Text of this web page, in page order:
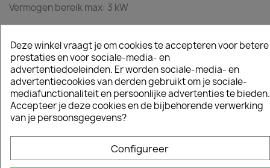
Vermogen bereik max: 3 kW
Diameter: 300 mm
Arbor diameter: 25.4 mm
Segmentbreedte: 2 mm
Deze winkel vraagt je om cookies te accepteren voor betere
prestaties en voor sociale-media- en
advertentiedoeleinden. Er worden sociale-media- en
advertentiecookies van derden gebruikt om je sociale-
mediafunctionaliteit en persoonlijke advertenties te bieden.
Accepteer je deze cookies en de bijbehorende verwerking
van je persoonsgegevens?
Configureer